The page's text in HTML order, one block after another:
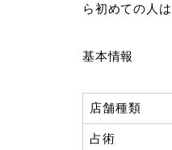
ら初めての人
基本情報
店舗種類
占術